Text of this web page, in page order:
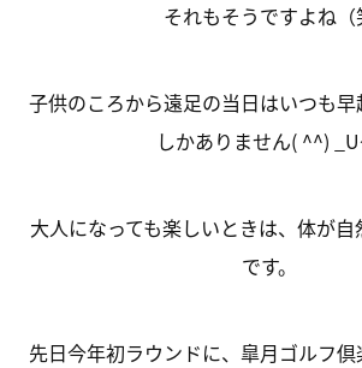
それもそうですよね（
子供のころから遠足の当日はいつも
しかありません( ^^)
大人になっても楽しいときは、体が
です。
先日今年初ラウンドに、皐月ゴルフ